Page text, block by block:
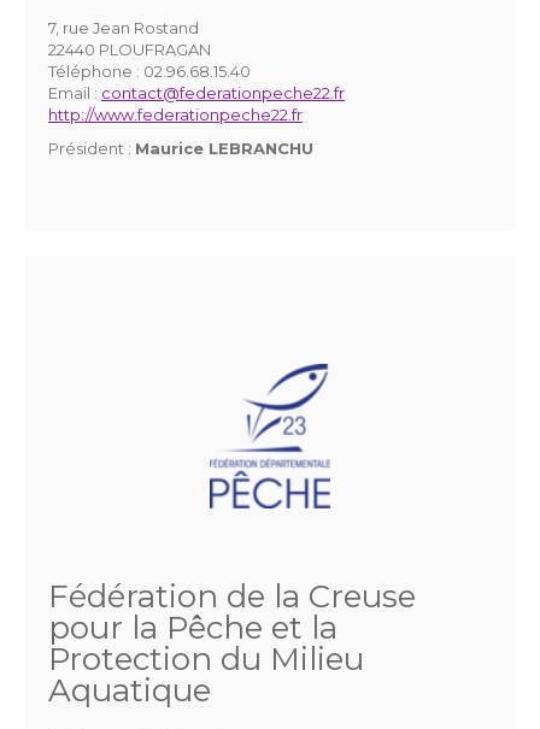
7, rue Jean Rostand
22440 PLOUFRAGAN
Téléphone : 02.96.68.15.40
Email : contact@federationpeche22.fr
http://www.federationpeche22.fr
Président : Maurice LEBRANCHU
Fédération de la Creuse
pour la Pêche et la
Protection du Milieu
Aquatique